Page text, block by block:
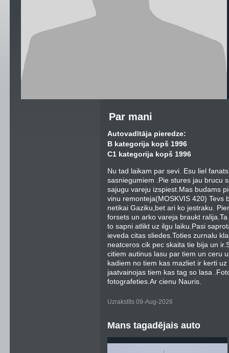
Par mani
Autovadītāja pieredze:
B kategorija kopš 1996
C1 kategorija kopš 1996
Nu tad laikam par sevi. Esu liel
sasniegumiem .Pie stures jau brucu
sajugu vareju izspiest.Mas budams
vinu remonteja(MOSKVIS 420) Tevs
netikai Gaziku,bet ari ko jestraku.
forsets un arko vareja braukt
to sapni atlikt uz ilgu laiku.Pasi
ieveda citas sliedes.Toties zurnalu
neatceros cik pec skaita tie bija un
citiem autinus lasu par tiem un ceru
kadiem no tiem kas mazliet ir kerti
jaatvainojas tiem kas tag so lasa
fotografeties.Ar cienu Nauris.
Uzrakstīts 09-Aug-2026
Mans tagadējais auto